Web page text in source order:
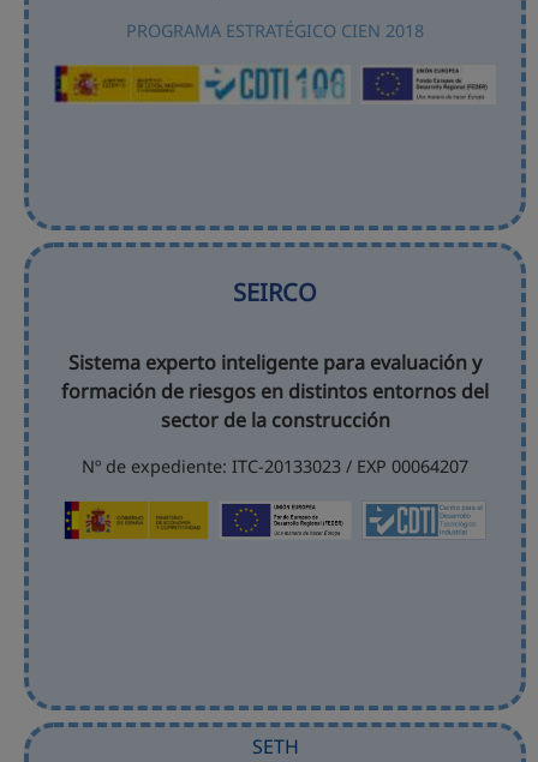
PROGRAMA ESTRATÉGICO CIEN 2018
SEIRCO
Sistema experto inteligente para evaluación y
formación de riesgos en distintos entornos del
sector de la construcción
Nº de expediente: ITC-20133023 / EXP 00064207
SETH